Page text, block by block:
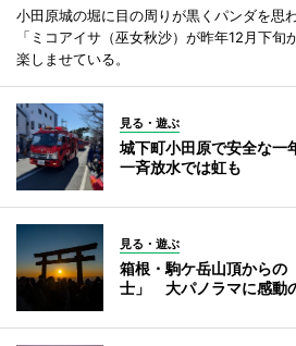
小田原城の堀に目の周りが黒くパンダを思
「ミコアイサ（巫女秋沙）が昨年12月下旬
楽しませている。
見る・遊ぶ
城下町小田原で安全な
一斉放水では虹も
見る・遊ぶ
箱根・駒ケ岳山頂からの
士」 大パノラマに感動